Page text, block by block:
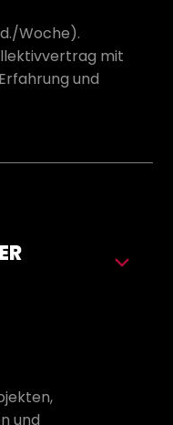
Woche).
mit
und
und